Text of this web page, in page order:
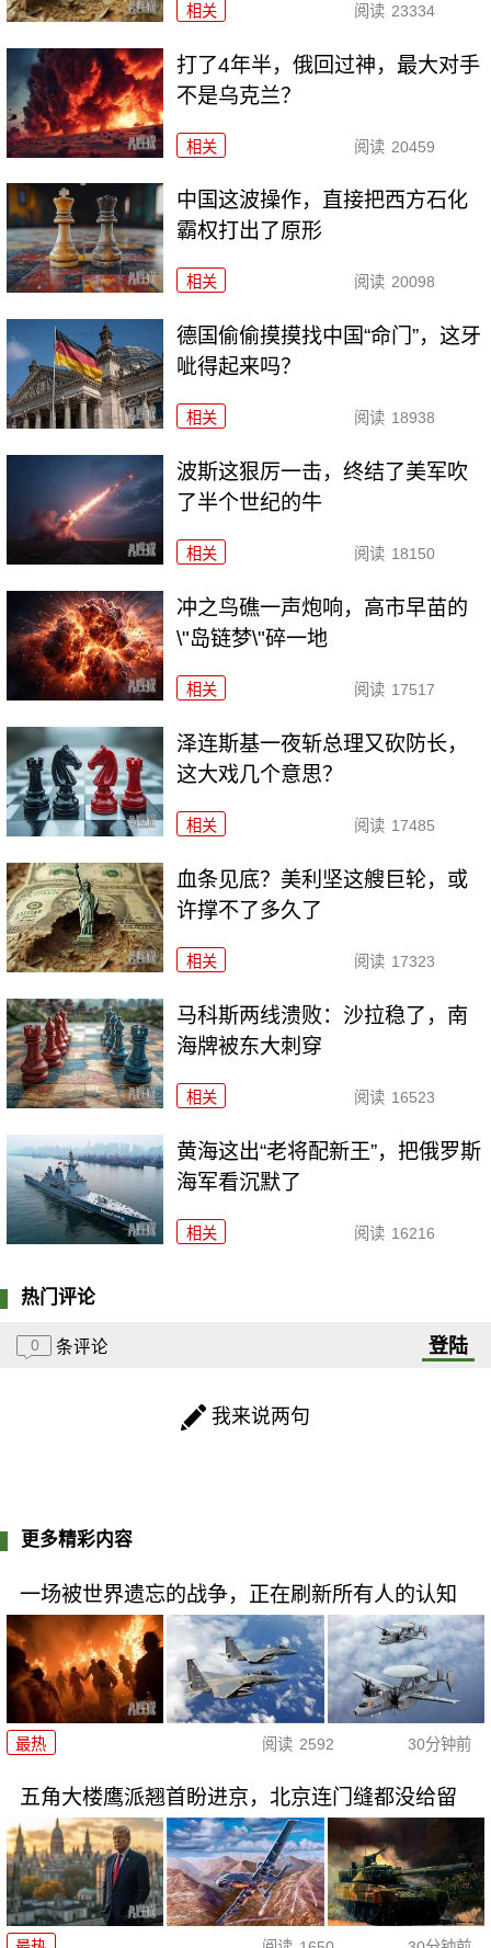
相关 阅读 23334
打了4年半，俄回过神，最大对手
不是乌克兰？
相关 阅读 20459
中国这波操作，直接把西方石化
霸权打出了原形
相关 阅读 20098
德国偷偷摸摸找中国“命门”，这牙
呲得起来吗？
相关 阅读 18938
波斯这狠厉一击，终结了美军吹
了半个世纪的牛
相关 阅读 18150
冲之鸟礁一声炮响，高市早苗的
\"岛链梦\"碎一地
相关 阅读 17517
泽连斯基一夜斩总理又砍防长，
这大戏几个意思？
相关 阅读 17485
血条见底？美利坚这艘巨轮，或
许撑不了多久了
相关 阅读 17323
马科斯两线溃败：沙拉稳了，南
海牌被东大刺穿
相关 阅读 16523
黄海这出“老将配新王”，把俄罗斯
海军看沉默了
相关 阅读 16216
热门评论
0 条评论 登陆
我来说两句
更多精彩内容
一场被世界遗忘的战争，正在刷新所有人的认知
最热 阅读 2592 30分钟前
五角大楼鹰派翘首盼进京，北京连门缝都没给留